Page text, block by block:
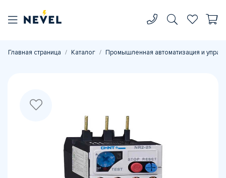
Главная страница Каталог Промышленная автоматизация и